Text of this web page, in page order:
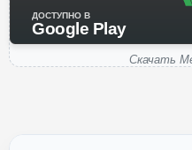
ДОСТУПНО В
Google Play
Скачать